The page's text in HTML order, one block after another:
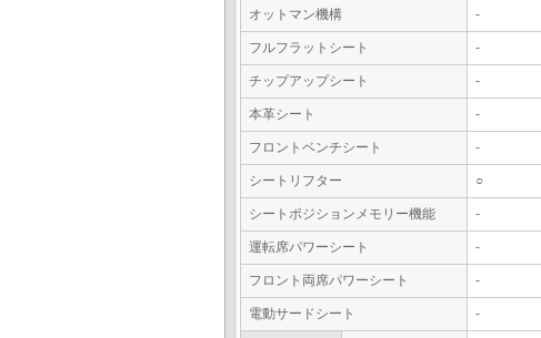
オットマン機構 -
フルフラットシート -
チップアップシート -
本革シート -
フロントベンチシート -
シートリフター ○
シートポジションメモリー機能 -
運転席パワーシート -
フロント両席パワーシート -
電動サードシート -